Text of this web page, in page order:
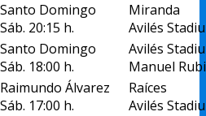
Santo Domingo
Sáb. 20:15 h.
Miranda
Avilés
Santo Domingo
Sáb. 18:00 h.
Avilés
Manuel
Raimundo Álvarez
Sáb. 17:00 h.
Raíces
Avilés